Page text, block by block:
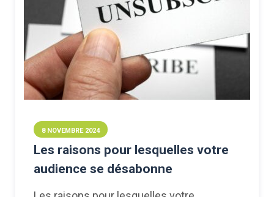
8 NOVEMBRE 2024
Les raisons pour lesquelles votre
audience se désabonne